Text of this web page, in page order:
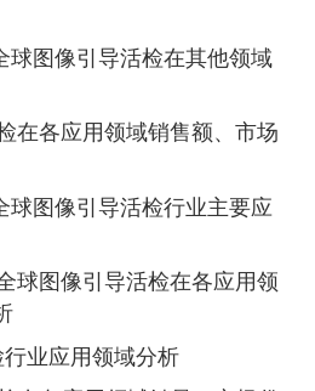
球图像引导活检在其他领域
在各应用领域销售额、市场
球图像引导活检行业主要应
球图像引导活检在各应用领
业应用领域分析